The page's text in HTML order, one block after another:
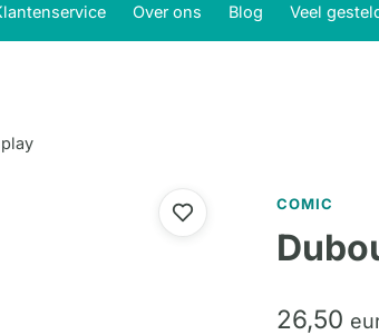
Over ons Blog Veel
COMIC
26,50